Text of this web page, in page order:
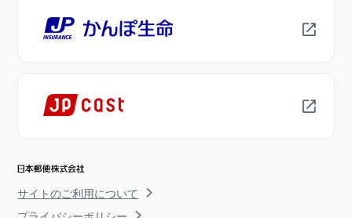
サイトのご利用について